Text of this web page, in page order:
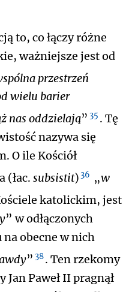
to, co łączy różne
ważniejsze jest od
przestrzeń
wielu barier
nas oddzielają” 35 . Tę
nazywa się
O ile Kościół
(łac. subsistit) 36 „w
katolickim, jest
” w odłączonych
obecne w nich
” 38. Ten rzekomy
Paweł II pragnął